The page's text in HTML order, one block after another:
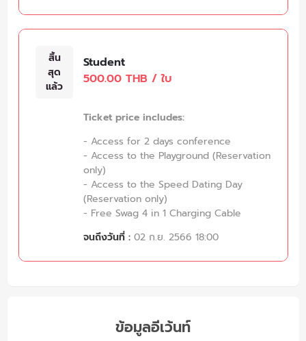
สิ้น
สุด
แล้ว
Student
500.00 THB / ใบ
Ticket price includes:
- Access for 2 days conference
- Access to the Playground (Reservation
only)
- Access to the Speed Dating Day
(Reservation only)
- Free Swag 4 in 1 Charging Cable
จนถึงวันที่ : 02 ก.ย. 2566 18:00
ข้อมูลอีเว้นท์